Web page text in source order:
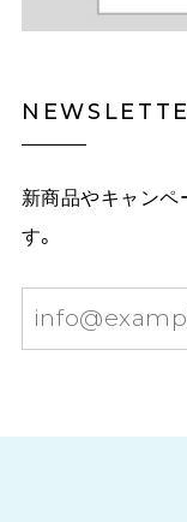
新商品やキャンペ
す。